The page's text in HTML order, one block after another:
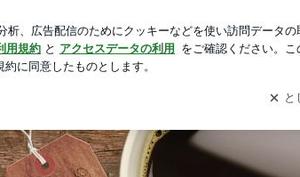
ログイン